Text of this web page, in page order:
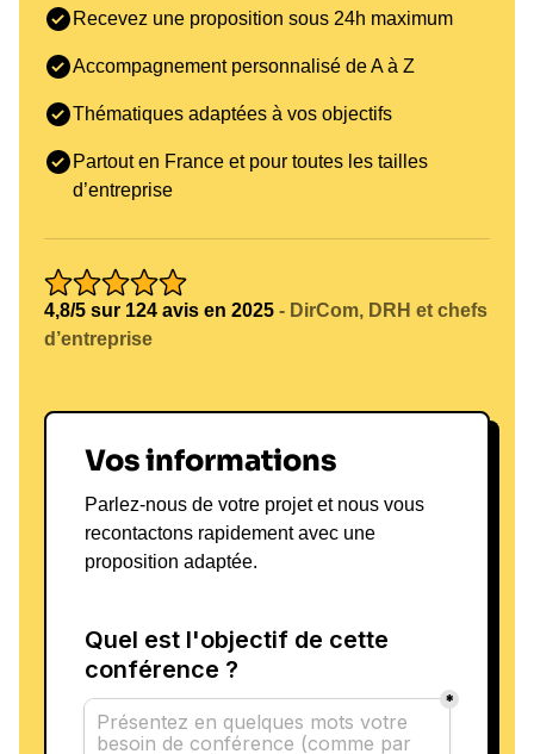
Recevez une proposition sous 24h maximum
Accompagnement personnalisé de A à Z
Thématiques adaptées à vos objectifs
Partout en France et pour toutes les tailles
d’entreprise
4,8/5 sur 124 avis en 2025 - DirCom, DRH et chefs
d’entreprise
Vos informations
Parlez-nous de votre projet et nous vous
recontactons rapidement avec une
proposition adaptée.